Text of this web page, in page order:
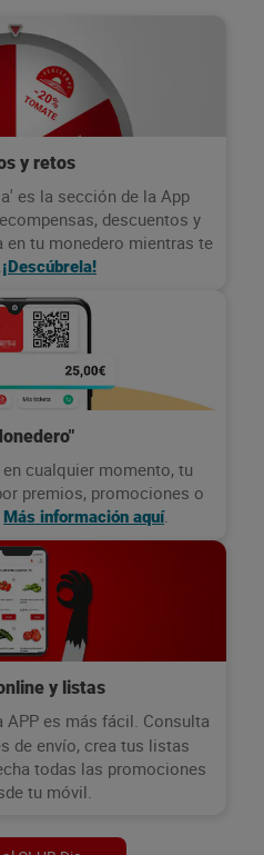
y retos
es la sección de la App
descuentos y
en tu monedero mientras te
¡Descúbrela!
cualquier momento, tu
premios, promociones o
Más información aquí.
y listas
es más fácil. Consulta
de envío, crea tus listas
todas las promociones
tu móvil.